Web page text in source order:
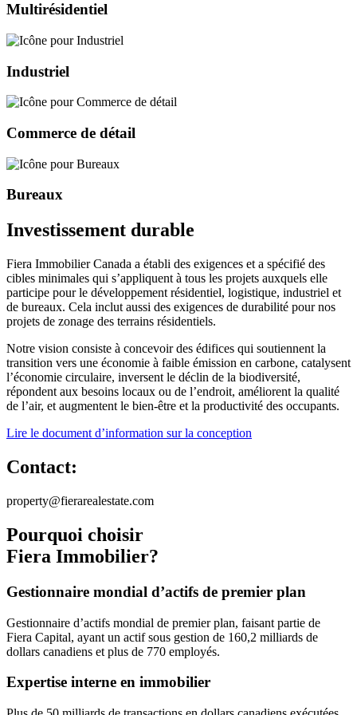
Multirésidentiel
Industriel
Commerce de détail
Bureaux
Investissement durable
Fiera Immobilier Canada a établi des exigences et a spécifié des
cibles minimales qui s’appliquent à tous les projets auxquels elle
participe pour le développement résidentiel, logistique, industriel et
de bureaux. Cela inclut aussi des exigences de durabilité pour nos
projets de zonage des terrains résidentiels.
Notre vision consiste à concevoir des édifices qui soutiennent la
transition vers une économie à faible émission en carbone, catalysent
l’économie circulaire, inversent le déclin de la biodiversité,
répondent aux besoins locaux ou de l’endroit, améliorent la qualité
de l’air, et augmentent le bien-être et la productivité des occupants.
Lire le document d’information sur la conception
Contact:
property@fierarealestate.com
Pourquoi choisir
Fiera Immobilier?
Gestionnaire mondial d’actifs de premier plan
Gestionnaire d’actifs mondial de premier plan, faisant partie de
Fiera Capital, ayant un actif sous gestion de 160,2 milliards de
dollars canadiens et plus de 770 employés.
Expertise interne en immobilier